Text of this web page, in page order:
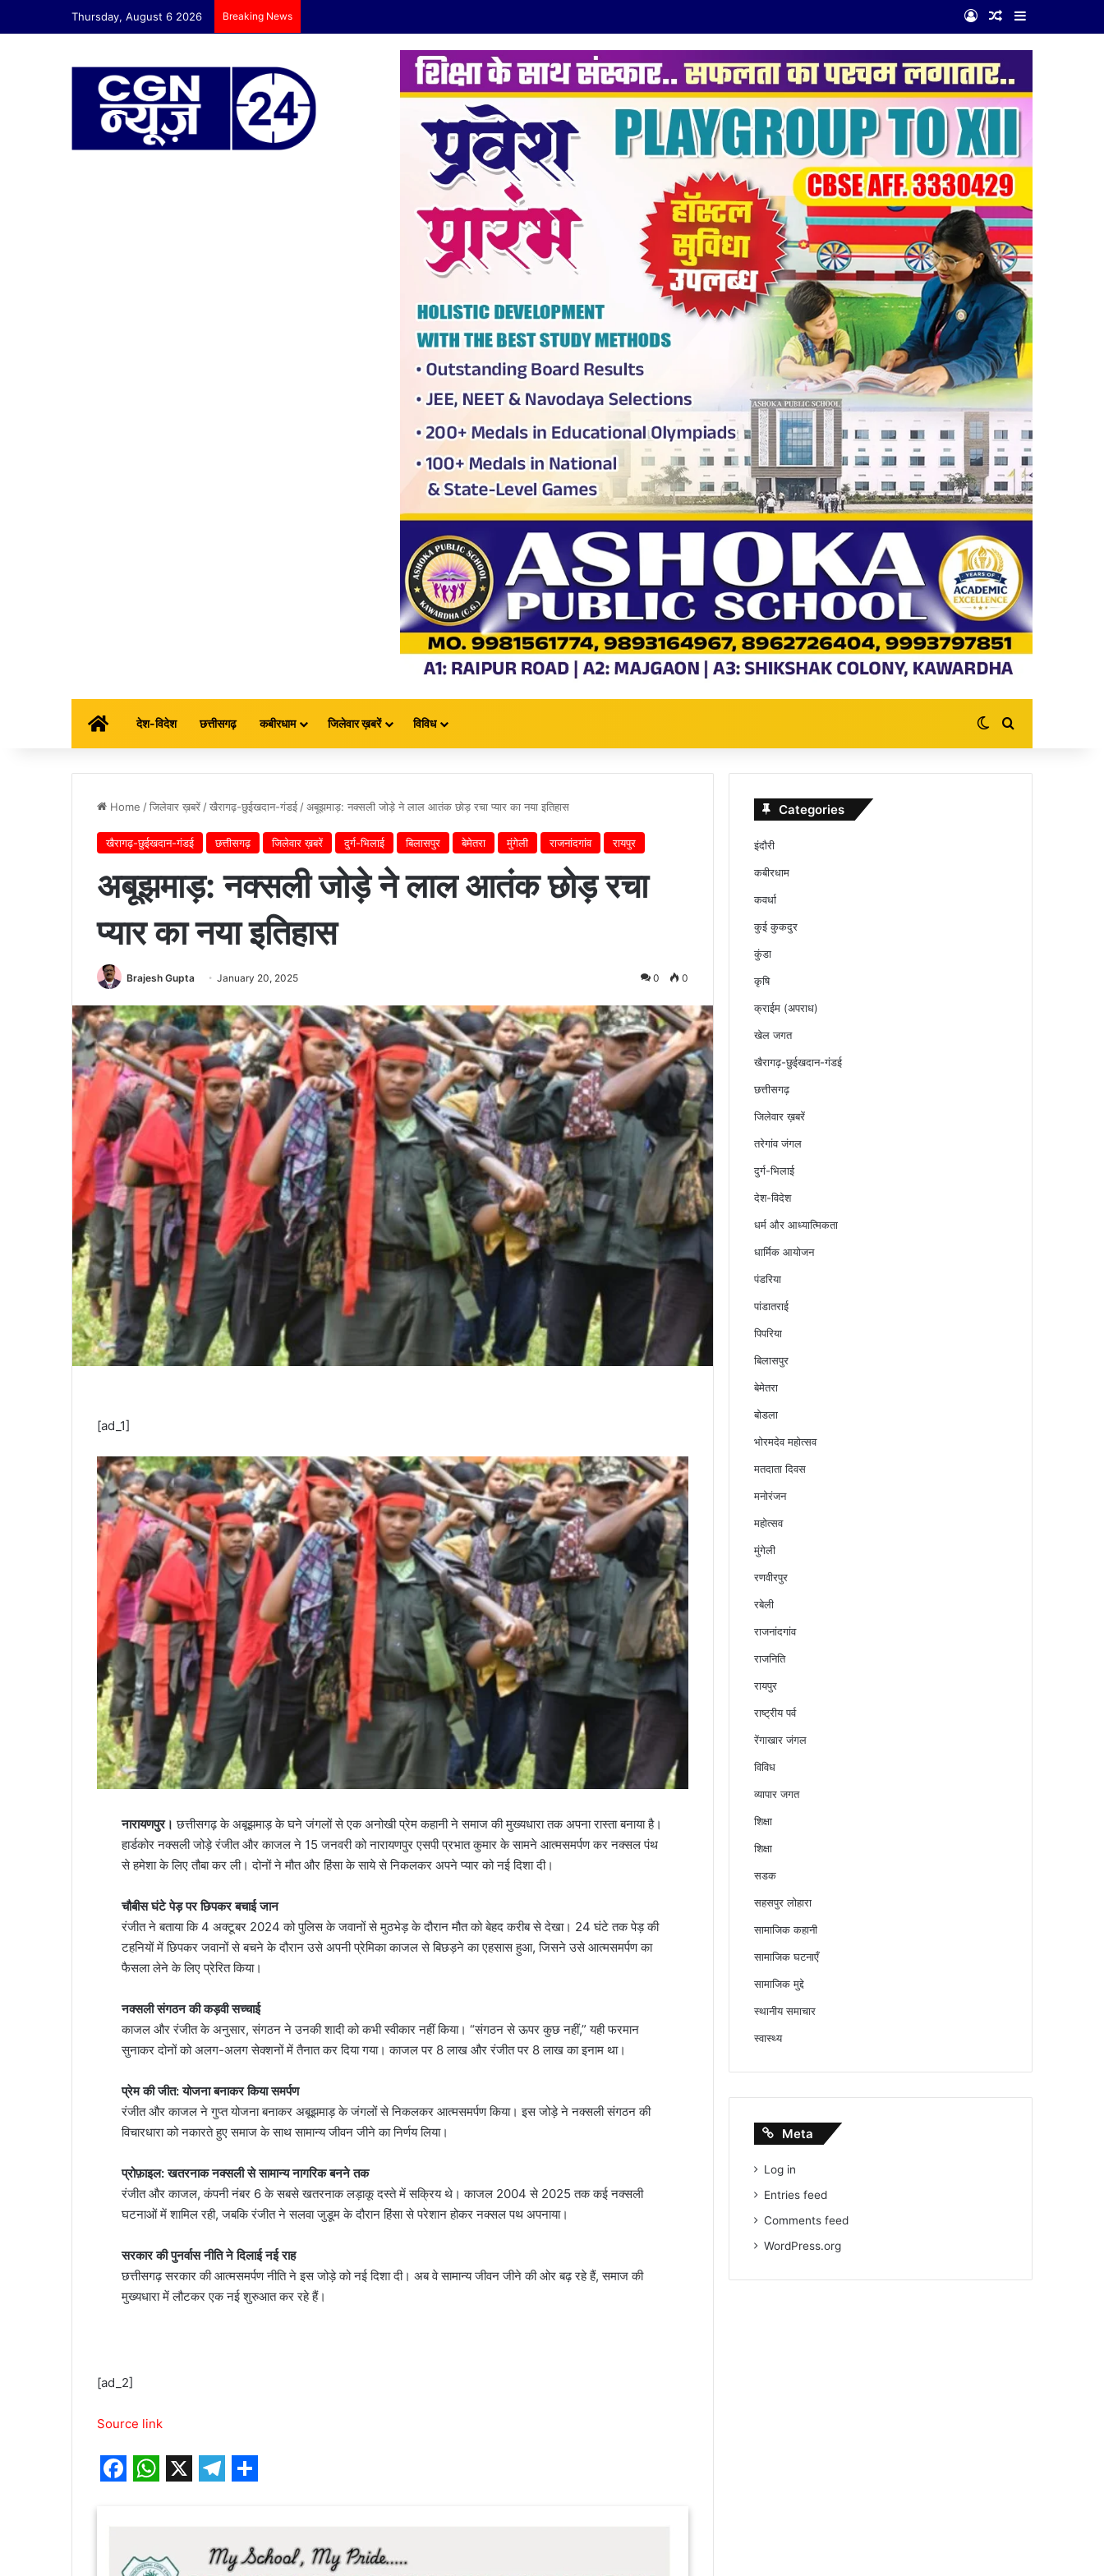
Thursday, August 6 2026 Breaking News Log InRandom Article
Sidebar
होम देश-विदेश छत्तीसगढ़ कबीरधाम जिलेवार ख़बरें विविध Switch skin
Search for
Home /जिलेवार ख़बरें /खैरागढ़-छुईखदान-गंडई /अबूझमाड़: नक्सली जोड़े ने लाल आतंक छोड़ रचा प्यार का नया इतिहास
खैरागढ़-छुईखदान-गंडई छत्तीसगढ़ जिलेवार ख़बरें दुर्ग-भिलाई बिलासपुर बेमेतरा मुंगेली राजनांदगांव रायपुर
अबूझमाड़: नक्सली जोड़े ने लाल आतंक छोड़ रचा
प्यार का नया इतिहास
Brajesh Gupta January 20, 2025 0 0
[ad_1]
नारायणपुर। छत्तीसगढ़ के अबूझमाड़ के घने जंगलों से एक अनोखी प्रेम कहानी ने समाज की मुख्यधारा तक अपना रास्ता बनाया है।
हार्डकोर नक्सली जोड़े रंजीत और काजल ने 15 जनवरी को नारायणपुर एसपी प्रभात कुमार के सामने आत्मसमर्पण कर नक्सल पंथ
से हमेशा के लिए तौबा कर ली। दोनों ने मौत और हिंसा के साये से निकलकर अपने प्यार को नई दिशा दी।
चौबीस घंटे पेड़ पर छिपकर बचाई जान
रंजीत ने बताया कि 4 अक्टूबर 2024 को पुलिस के जवानों से मुठभेड़ के दौरान मौत को बेहद करीब से देखा। 24 घंटे तक पेड़ की
टहनियों में छिपकर जवानों से बचने के दौरान उसे अपनी प्रेमिका काजल से बिछड़ने का एहसास हुआ, जिसने उसे आत्मसमर्पण का
फैसला लेने के लिए प्रेरित किया।
नक्सली संगठन की कड़वी सच्चाई
काजल और रंजीत के अनुसार, संगठन ने उनकी शादी को कभी स्वीकार नहीं किया। “संगठन से ऊपर कुछ नहीं,” यही फरमान
सुनाकर दोनों को अलग-अलग सेक्शनों में तैनात कर दिया गया। काजल पर 8 लाख और रंजीत पर 8 लाख का इनाम था।
प्रेम की जीत: योजना बनाकर किया समर्पण
रंजीत और काजल ने गुप्त योजना बनाकर अबूझमाड़ के जंगलों से निकलकर आत्मसमर्पण किया। इस जोड़े ने नक्सली संगठन की
विचारधारा को नकारते हुए समाज के साथ सामान्य जीवन जीने का निर्णय लिया।
प्रोफ़ाइल: खतरनाक नक्सली से सामान्य नागरिक बनने तक
रंजीत और काजल, कंपनी नंबर 6 के सबसे खतरनाक लड़ाकू दस्ते में सक्रिय थे। काजल 2004 से 2025 तक कई नक्सली
घटनाओं में शामिल रही, जबकि रंजीत ने सलवा जुडूम के दौरान हिंसा से परेशान होकर नक्सल पथ अपनाया।
सरकार की पुनर्वास नीति ने दिलाई नई राह
छत्तीसगढ़ सरकार की आत्मसमर्पण नीति ने इस जोड़े को नई दिशा दी। अब वे सामान्य जीवन जीने की ओर बढ़ रहे हैं, समाज की
मुख्यधारा में लौटकर एक नई शुरुआत कर रहे हैं।
[ad_2]
Source link
a
Categories
इंदौरी
कबीरधाम
कवर्धा
कुई कुकदुर
कुंडा
कृषि
क्राईम (अपराध)
खेल जगत
खैरागढ़-छुईखदान-गंडई
छत्तीसगढ़
जिलेवार ख़बरें
तरेगांव जंगल
दुर्ग-भिलाई
देश-विदेश
धर्म और आध्यात्मिकता
धार्मिक आयोजन
पंडरिया
पांडातराई
पिपरिया
बिलासपुर
बेमेतरा
बोडला
भोरमदेव महोत्सव
मतदाता दिवस
मनोरंजन
महोत्सव
मुंगेली
रणवीरपुर
रबेली
राजनांदगांव
राजनिति
रायपुर
राष्ट्रीय पर्व
रेंगाखार जंगल
विविध
व्यापार जगत
शिक्षा
शिक्षा
सडक
सहसपुर लोहारा
सामाजिक कहानी
सामाजिक घटनाएँ
सामाजिक मुद्दे
स्थानीय समाचार
स्वास्थ्य
Meta
Log in
Entries feed
Comments feed
WordPress.org